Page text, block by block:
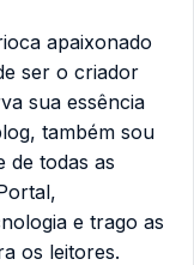
apaixonado
ser o criador
sua essência
também sou
de todas as
e trago as
os leitores.